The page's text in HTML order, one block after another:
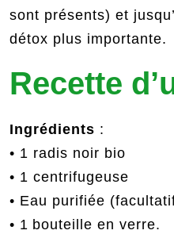
sont présents) et
détox plus importante.
Recette
Ingrédients :
• 1 radis noir bio
• 1 centrifugeuse
• Eau purifiée
• 1 bouteille en verre.